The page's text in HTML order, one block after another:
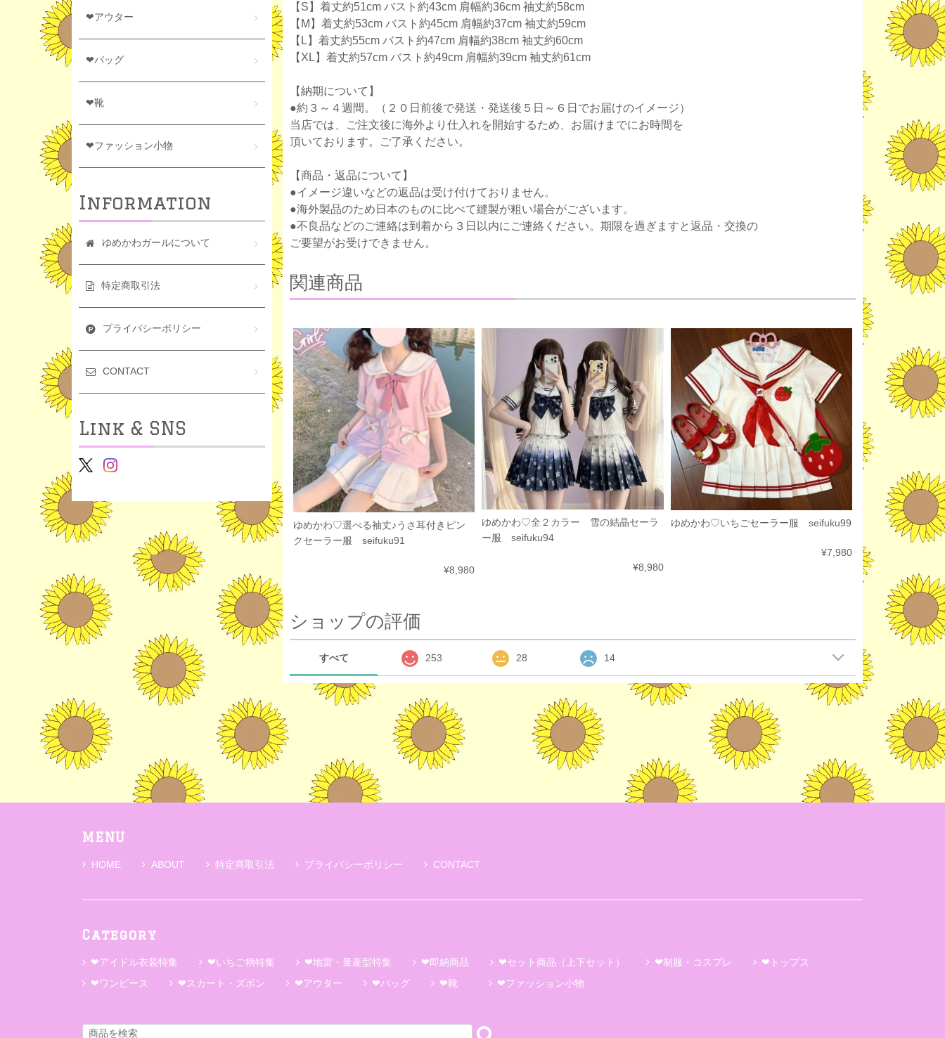
【S】着丈約51cm バスト約43cm 肩幅約36cm 袖丈約58cm
【M】着丈約53cm バスト約45cm 肩幅約37cm 袖丈約59cm
【L】着丈約55cm バスト約47cm 肩幅約38cm 袖丈約60cm
【XL】着丈約57cm バスト約49cm 肩幅約39cm 袖丈約61cm
【納期について】
●約３～４週間。（２０日前後で発送・発送後５日～６日でお届けのイメージ）
当店では、ご注文後に海外より仕入れを開始するため、お届けまでにお時間を
頂いております。ご了承ください。
【商品・返品について】
●イメージ違いなどの返品は受け付けておりません。
●海外製品のため日本のものに比べて縫製が粗い場合がございます。
●不良品などのご連絡は到着から３日以内にご連絡ください。期限を過ぎますと返品・交換の
ご要望がお受けできません。
関連商品
ゆめかわ♡選べる袖丈♪うさ耳付きピン
クセーラー服 seifuku91
¥8,980
ゆめかわ♡全２カラー 雪の結晶セーラ
ー服 seifuku94
¥8,980
ゆめかわ♡いちごセーラー服 seifuku99
¥7,980
ショップの評価
すべて 253 28 14
❤アウター
❤バッグ
❤靴
❤ファッション小物
Information
ゆめかわガールについて
特定商取引法
プライバシーポリシー
CONTACT
Link & SNS
MENU
HOME ABOUT 特定商取引法 プライバシーポリシー CONTACT
Category
❤アイドル衣装特集 ❤いちご柄特集 ❤地雷・量産型特集 ❤即納商品 ❤セット商品（上下セット） ❤制服・コスプレ
❤トップス
❤ワンピース
❤スカート・ズボン ❤アウター ❤バッグ ❤靴 ❤ファッション小物